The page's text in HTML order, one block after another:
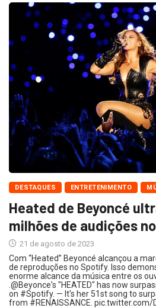
DESTAQUES ENTRETENIMENTO
Heated de Beyoncé
milhões de audições
21 de agosto de 2023
Com “Heated” Beyoncé alcançou a
de reproduções no Spotify. Isso
enorme alcance da música entre os
.@Beyonce's "HEATED" has now
on #Spotify. — It's her 51st song to
from #RENAISSANCE. pic.twitter.com/